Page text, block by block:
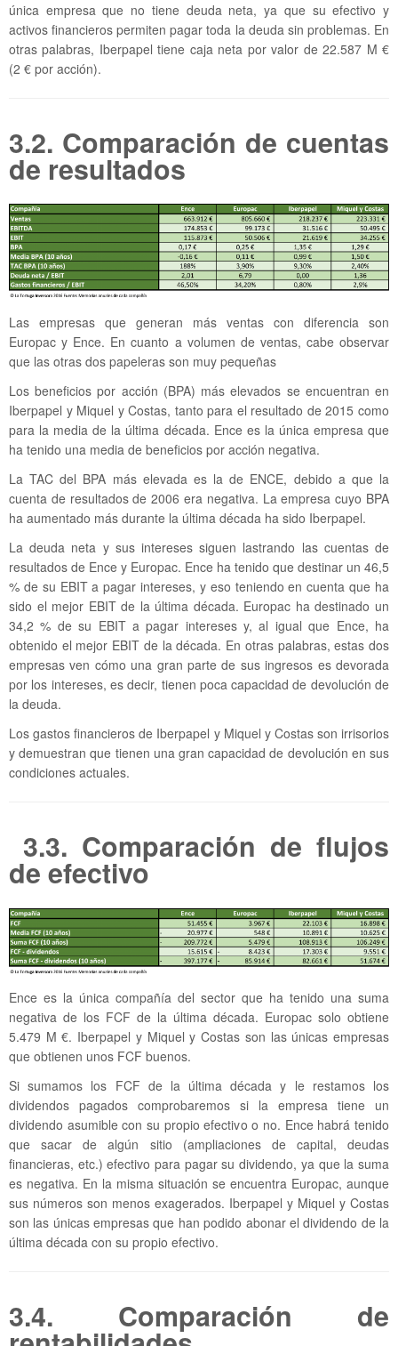
única empresa que no tiene deuda neta, ya que su efectivo y
activos financieros permiten pagar toda la deuda sin problemas. En
otras palabras, Iberpapel tiene caja neta por valor de 22.587 M €
(2 € por acción).
3.2. Comparación de cuentas
de resultados
Las empresas que generan más ventas con diferencia son
Europac y Ence. En cuanto a volumen de ventas, cabe observar
que las otras dos papeleras son muy pequeñas
Los beneficios por acción (BPA) más elevados se encuentran en
Iberpapel y Miquel y Costas, tanto para el resultado de 2015 como
para la media de la última década. Ence es la única empresa que
ha tenido una media de beneficios por acción negativa.
La TAC del BPA más elevada es la de ENCE, debido a que la
cuenta de resultados de 2006 era negativa. La empresa cuyo BPA
ha aumentado más durante la última década ha sido Iberpapel.
La deuda neta y sus intereses siguen lastrando las cuentas de
resultados de Ence y Europac. Ence ha tenido que destinar un 46,5
% de su EBIT a pagar intereses, y eso teniendo en cuenta que ha
sido el mejor EBIT de la última década. Europac ha destinado un
34,2 % de su EBIT a pagar intereses y, al igual que Ence, ha
obtenido el mejor EBIT de la década. En otras palabras, estas dos
empresas ven cómo una gran parte de sus ingresos es devorada
por los intereses, es decir, tienen poca capacidad de devolución de
la deuda.
Los gastos financieros de Iberpapel y Miquel y Costas son irrisorios
y demuestran que tienen una gran capacidad de devolución en sus
condiciones actuales.
3.3. Comparación de flujos
de efectivo
Ence es la única compañía del sector que ha tenido una suma
negativa de los FCF de la última década. Europac solo obtiene
5.479 M €. Iberpapel y Miquel y Costas son las únicas empresas
que obtienen unos FCF buenos.
Si sumamos los FCF de la última década y le restamos los
dividendos pagados comprobaremos si la empresa tiene un
dividendo asumible con su propio efectivo o no. Ence habrá tenido
que sacar de algún sitio (ampliaciones de capital, deudas
financieras, etc.) efectivo para pagar su dividendo, ya que la suma
es negativa. En la misma situación se encuentra Europac, aunque
sus números son menos exagerados. Iberpapel y Miquel y Costas
son las únicas empresas que han podido abonar el dividendo de la
última década con su propio efectivo.
3.4. Comparación de